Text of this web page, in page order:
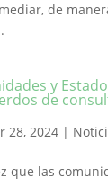
de
y
de
28, 2024|
que las